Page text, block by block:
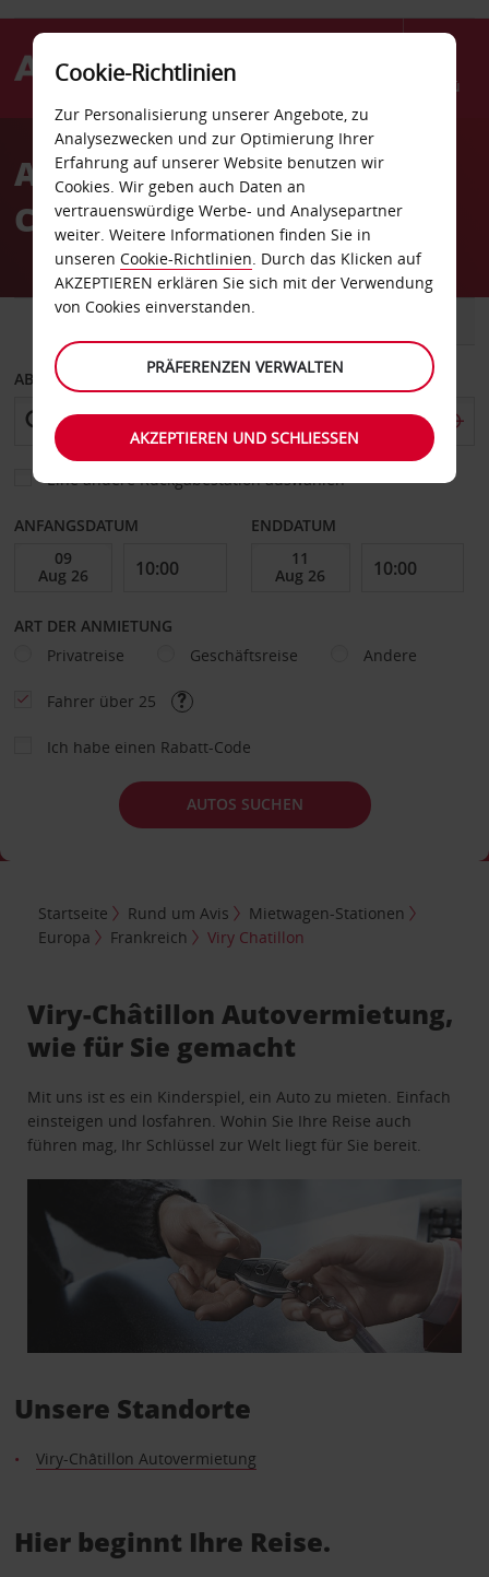
Menü
AvisAutovermietung Viry
Chatillon
ABHOLEN VON
Eine andere Rückgabestation auswählen
ANFANGSDATUM ENDDATUM
ART DER ANMIETUNG
Privatreise
Geschäftsreise Andere
Fahrer über 25
Ich habe einen Rabatt-Code
AUTOS SUCHEN
Startseite Rund um Avis
Mietwagen-Stationen
Europa
Frankreich Viry Chatillon
Viry-Châtillon Autovermietung,
wie für Sie gemacht
Mit uns ist es ein Kinderspiel, ein Auto zu mieten. Einfach
einsteigen und losfahren. Wohin Sie Ihre Reise auch
führen mag, Ihr Schlüssel zur Welt liegt für Sie bereit.
Unsere Standorte
Viry-Châtillon Autovermietung
Hier beginnt Ihre Reise.
Cookie-Richtlinien
Zur Personalisierung unserer Angebote, zu
Analysezwecken und zur Optimierung Ihrer
Erfahrung auf unserer Website benutzen wir
Cookies. Wir geben auch Daten an
vertrauenswürdige Werbe- und Analysepartner
weiter. Weitere Informationen finden Sie in
unseren Cookie-Richtlinien. Durch das Klicken auf
AKZEPTIEREN erklären Sie sich mit der Verwendung
von Cookies einverstanden.
PRÄFERENZEN VERWALTEN
AKZEPTIEREN UND SCHLIESSEN